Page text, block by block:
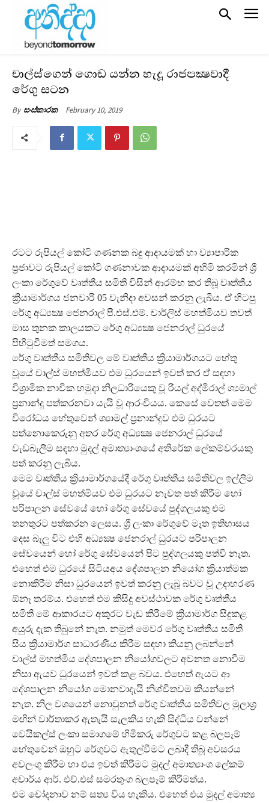
චාල්ස්ගෙන් ගොඩ යන්න හැදූ රාජපක්‍ෂවාදී
රේගු සටන
By සංස්කාරක February 10, 2019
රටට රුපියල් කෝටි ගණනක බදු ආදායමක් හා ව්‍යාපාරික
ප්‍රජාවට රුපියල් කෝටි ගණනාවක ආදායමක් අහිමි කරමින් ශ්‍රී
ලංකා රේගුවේ වෘත්තීය සමිති විසින් ආරම්භ කර තිබූ වෘත්තීය
ක්‍රියාමාර්ගය ජනවාරි 05 වැනිදා අවසන් කරනු ලැබීය. ඒ හිටපු
රේගු අධ්‍යක්‍ෂ ජෙනරාල් පී.එස්.එම්. චාර්ලිස් මහත්මියව තවත්
මාස තුනක කාලයකට රේගු අධ්‍යක්‍ෂ ජෙනරාල් ධුරයේ
පිහිටුවීමත් සමගය.
රේගු වෘත්තීය සමිතිවල මේ වෘත්තීය ක්‍රියාමාර්ගයට හේතු
වූයේ චාල්ස් මහත්මියව එම ධුරයෙන් ඉවත් කර ඒ සඳහා
විශ්‍රාමික නාවික හමුදා නිලධාරියෙකු වූ රියල් අද්මිරාල් ශ්‍යමාල්
ප්‍රනාන්දු පත්කරනවා යැයි වූ ආරංචියය. කෙසේ වෙතත් මෙම
විරෝධය හේතුවෙන් ශ්‍යාමල් ප්‍රනාන්දුව එම ධුරයට
පත්නොකෙරුනු අතර රේගු අධ්‍යක්‍ෂ ජෙනරාල් ධුරයේ
වැඩබැලීම සඳහා මුදල් අමාත්‍යාංශයේ අතිරේක ලේකම්වරයකු
පත් කරනු ලැබීය.
මෙම වෘත්තීය ක්‍රියාමාර්ගයේදී රේගු වෘත්තීය සමිතිවල ඉල්ලීම
වූයේ චාල්ස් මහත්මියව එම ධුරයට නැවත පත් කිරීම හෝ
පරිපාලන සේවයේ හෝ රේගු සේවයේ පුද්ගලයකු එම
තනතුරට පත්කරන ලෙසය. ශ්‍රී ලංකා රේගුවේ මෑත ඉතිහාසය
දෙස බැලු විට එහි අධ්‍යක්‍ෂ ජෙනරාල් ධුරයට පරිපාලන
සේවයෙන් හෝ රේගු සේවයෙන් පිට පුද්ගලයකු පත්වී නැත.
එහෙත් එම ධුරයේ සිටියඅය දේශපාලන නියෝග ක්‍රියාත්මක
නොකිරීම නිසා ධුරයෙන් ඉවත් කරනු ලැබූ බවට වූ උදාහරණ
ඕනෑ තරම්ය. එහෙත් එම කිසිදු අවස්ථාවක රේගු වෘත්තීය
සමිති මේ ආකාරයට අකුරට වැඩ කිරීමේ ක්‍රියාමාර්ග සිදුකළ
අයුරු දැක තිබුනේ නැත. නමුත් මෙවර රේගු වෘත්තීය සමිති
සිය ක්‍රියාමාර්ග සාධාරණීය කිරීම සඳහා කියනු ලබන්නේ
චාල්ස් මහත්මිය දේශපාලන නියෝගවලට අවනත නොවීම
නිසා ඇයව ධුරයෙන් ඉවත් කළ බවය. එහෙත් ඇයට ආ
දේශපාලන නියෝග මොනවාදැයි නිශ්චිතවම කියන්නේ
නැත. නිල වශයෙන් නොවුනත් රේගු වෘත්තීය සමිතිවල මුලාශ්‍ර
මඟින් වාර්තාකර ඇතැයි සැලකිය හැකි සිද්ධිය වන්නේ
වෙයිකල්ස් ලංකා සමාගමේ හිමිකරු රේගුවට කළ බලපෑම්
හේතුවෙන් ඔහුට රේගුවට ඇතුල්වීමට ලබාදී තිබූ අවසරය
අවලංගු කිරීම හා එය ඉවත් කිරීමට මුදල් අමාත්‍යාංශ ලේකම්
අචාර්ය ආර්. එච්.එස් සමරතුංග බලපෑම් කිරීමත්ය.
එම චෝදනාව නම් සත්‍ය විය හැකිය. එහෙත් එය මුදල් අමාත්‍ය